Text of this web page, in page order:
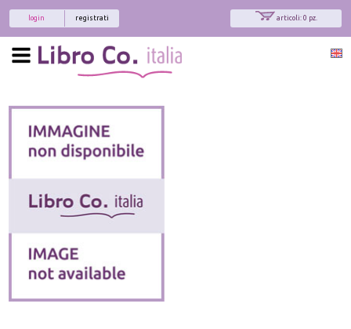
articoli: 0 pz.
registrati
login